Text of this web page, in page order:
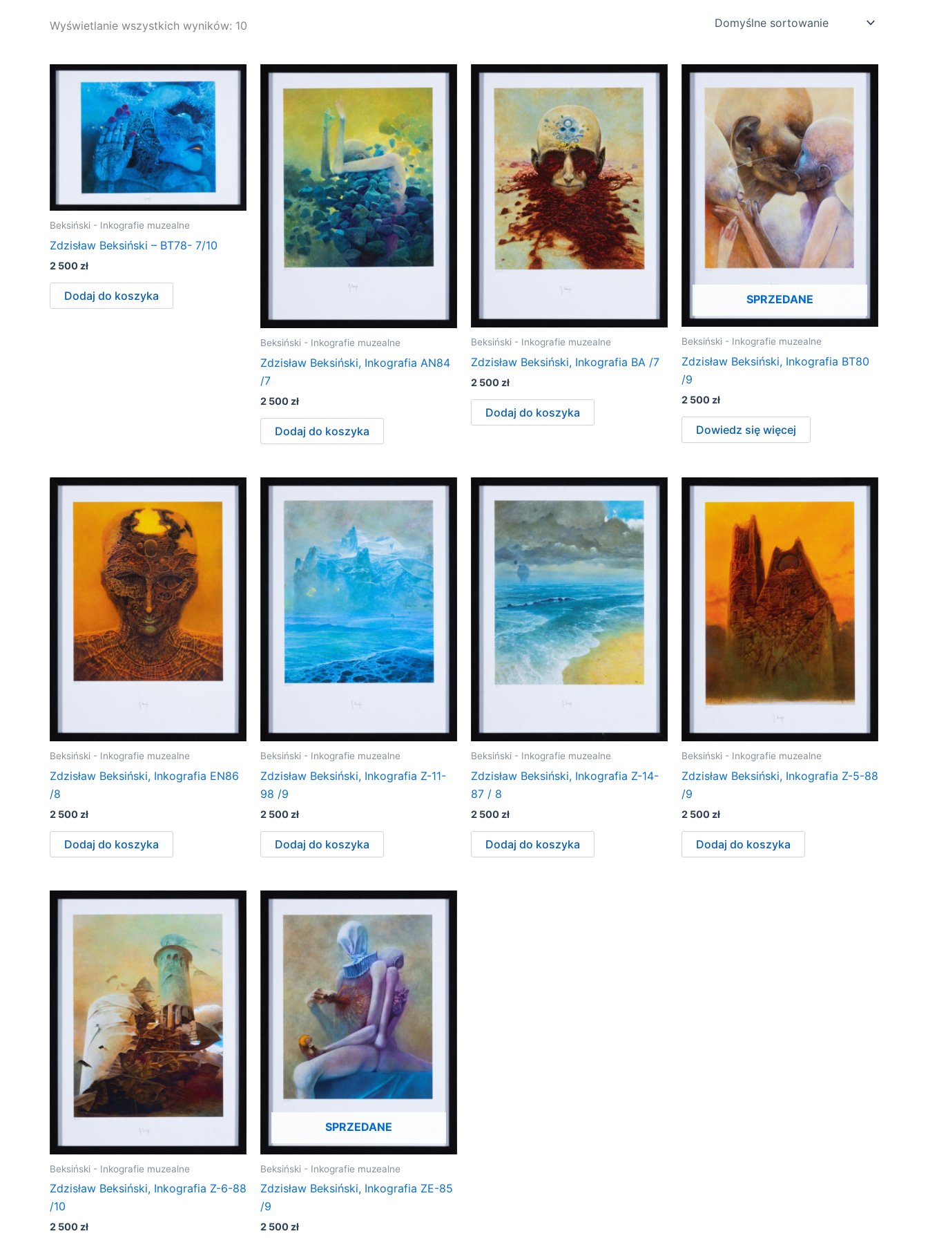
Wyświetlanie wszystkich wyników: 10
Beksiński - Inkografie muzealne
Zdzisław Beksiński – BT78- 7/10
2 500 zł
Dodaj do koszyka
Beksiński - Inkografie muzealne
Zdzisław Beksiński, Inkografia AN84
/7
2 500 zł
Dodaj do koszyka
Beksiński - Inkografie muzealne
Zdzisław Beksiński, Inkografia BA /7
2 500 zł
Dodaj do koszyka
SPRZEDANE
Beksiński - Inkografie muzealne
Zdzisław Beksiński, Inkografia BT80
/9
2 500 zł
Dowiedz się więcej
Beksiński - Inkografie muzealne
Zdzisław Beksiński, Inkografia EN86
/8
2 500 zł
Dodaj do koszyka
Beksiński - Inkografie muzealne
Zdzisław Beksiński, Inkografia Z-11-
98 /9
2 500 zł
Dodaj do koszyka
Beksiński - Inkografie muzealne
Zdzisław Beksiński, Inkografia Z-14-
87 / 8
2 500 zł
Dodaj do koszyka
Beksiński - Inkografie muzealne
Zdzisław Beksiński, Inkografia Z-5-88
/9
2 500 zł
Dodaj do koszyka
Beksiński - Inkografie muzealne
Zdzisław Beksiński, Inkografia Z-6-88
/10
2 500 zł
SPRZEDANE
Beksiński - Inkografie muzealne
Zdzisław Beksiński, Inkografia ZE-85
/9
2 500 zł